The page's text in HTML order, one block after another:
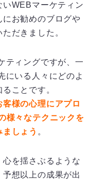
WEBマーケティン
お勧めのブログや
だきました。
ティングですが、一
にいる人々にどのよ
ことです。
様の心理にアプロ
様々なテクニックを
しょう 。
を揺さぶるような
想以上の成果が出